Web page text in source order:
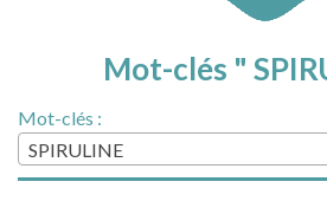
Mot-clés "
Mot-clés :
SPIRULINE